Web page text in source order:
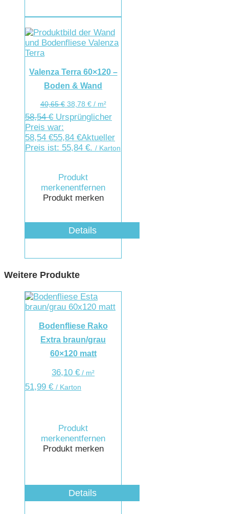
Valenza Terra 60×120 –
Boden & Wand
40,65€ 38,78 €/ m²
58,54€ Ursprünglicher
Preis war:
58,54 €55,84 €Aktueller
Preis ist: 55,84 €. / Karton
Produkt
merkenentfernen
Produkt merken
Details
Weitere Produkte
Bodenfliese Rako
Extra braun/grau
60×120 matt
36,10€ / m²
51,99 € / Karton
Produkt
merkenentfernen
Produkt merken
Details